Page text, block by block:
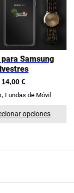
Samsung
14,00 €
, Fundas de Móvil
opciones